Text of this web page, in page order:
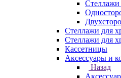
Стеллажи
Стеллажи для
Стеллажи для
Кассетницы
Аксесcуары и
Назад